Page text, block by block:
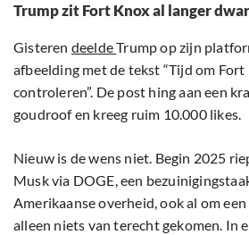
Trump zit Fort Knox al langer
Gisteren deeldeTrump op zijn
afbeelding met de tekst “Tijd om
controleren”. De post hing aan een
goudroof en kreeg ruim 10.000 likes.
Nieuw is de wens niet. Begin 2025
Musk via DOGE, een
Amerikaanse overheid, ook al om
alleen niets van terecht gekomen. In